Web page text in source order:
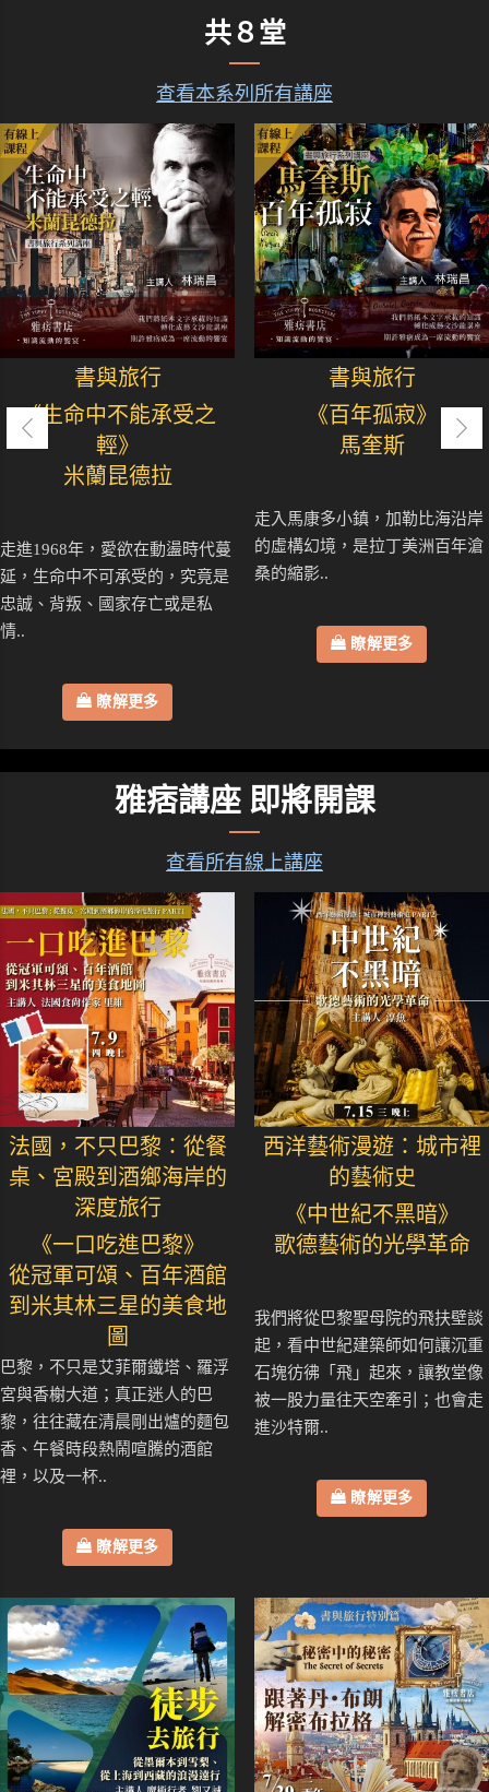
共８堂
查看本系列所有講座
書與旅行
《生命中不能承受之
輕》
米蘭昆德拉
走進1968年，愛欲在動盪時代蔓
延，生命中不可承受的，究竟是
忠誠、背叛、國家存亡或是私
情..
瞭解更多
書與旅行
《百年孤寂》
馬奎斯
走入馬康多小鎮，加勒比海沿岸
的虛構幻境，是拉丁美洲百年滄
桑的縮影..
瞭解更多
雅痞講座 即將開課
查看所有線上講座
法國，不只巴黎：從餐
桌、宮殿到酒鄉海岸的
深度旅行
《一口吃進巴黎》
從冠軍可頌、百年酒館
到米其林三星的美食地
圖
巴黎，不只是艾菲爾鐵塔、羅浮
宮與香榭大道；真正迷人的巴
黎，往往藏在清晨剛出爐的麵包
香、午餐時段熱鬧喧騰的酒館
裡，以及一杯..
瞭解更多
西洋藝術漫遊：城市裡
的藝術史
《中世紀不黑暗》
歌德藝術的光學革命
我們將從巴黎聖母院的飛扶壁談
起，看中世紀建築師如何讓沉重
石塊彷彿「飛」起來，讓教堂像
被一股力量往天空牽引；也會走
進沙特爾..
瞭解更多